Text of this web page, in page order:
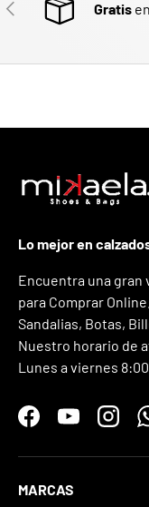
ANTERIOR
Gratis
Lo mejor en
Encuentra una gran
para Comprar
Sandalias, Botas,
Nuestro horario de
Lunes a viernes 8:00
FacebookYouTube
MARCAS